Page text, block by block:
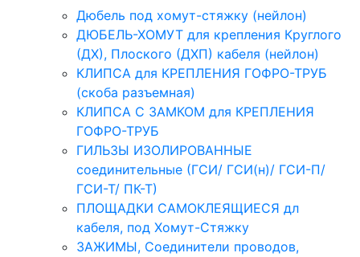
Дюбель под хомут-стяжку (нейлон)
ДЮБЕЛЬ-ХОМУТ для крепления Круглого
(ДХ), Плоского (ДХП) кабеля (нейлон)
КЛИПСА для КРЕПЛЕНИЯ ГОФРО-ТРУБ
(скоба разъемная)
КЛИПСА С ЗАМКОМ для КРЕПЛЕНИЯ
ГОФРО-ТРУБ
ГИЛЬЗЫ ИЗОЛИРОВАННЫЕ
соединительные (ГСИ/ ГСИ(н)/ ГСИ-П/
ГСИ-Т/ ПК-Т)
ПЛОЩАДКИ САМОКЛЕЯЩИЕСЯ дл
кабеля, под Хомут-Стяжку
ЗАЖИМЫ, Соединители проводов,